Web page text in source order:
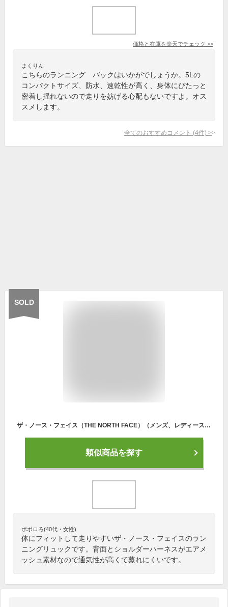
価格と在庫を楽天でチェック >>
まくりん
こちらのランニング バックはいかがでしょうか。5Lの
コンパクトサイズ、防水、速乾性が高く、身体にぴたっと
密着し揺れないので走りを妨げる心配もないですよ。オス
スメします。
全てのおすすめコメント (4件) >
SOLD
ザ・ノース・フェイス（THE NORTH FACE）（メンズ、レディース）バッグパック ロードランニング用パック マーティンウィングLT NM62415 K
類似商品を探す
ポポロろ(40代・女性)
体にフィットして走りやすいザ・ノース・フェイスのラン
ニングリュックです。背面とショルダーハーネスがエアメ
ッシュ素材なので通気性が高くて蒸れにくいです。